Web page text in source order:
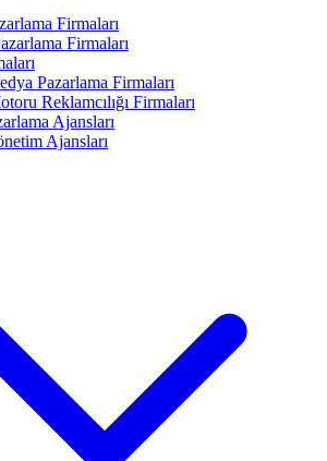
Firmaları
Firmaları
Pazarlama Firmaları
Reklamcılığı Firmaları
Ajansları
Ajansları